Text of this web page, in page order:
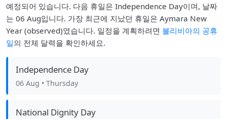
예정되어 있습니다. 다음 휴일은 Independence Day이며, 날짜
는 06 Aug입니다. 가장 최근에 지났던 휴일은 Aymara New
Year (observed)였습니다. 일정을 계획하려면 볼리비아의 공휴
일의 전체 달력을 확인하세요.
Independence Day
06 Aug • Thursday
National Dignity Day